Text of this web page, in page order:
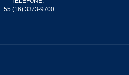
+55 (16) 3373-9700